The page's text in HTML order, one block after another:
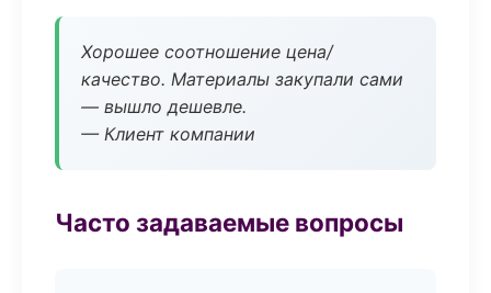
Хорошее соотношение цена/
качество. Материалы закупали сами
— вышло дешевле.
— Клиент компании
Часто задаваемые вопросы